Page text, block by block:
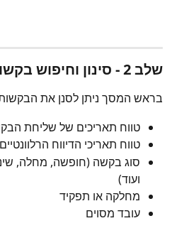
שלב 2 - סינון וחיפוש בקשות
בראש המסך ניתן לסנן את
טווח תאריכים של שליחת
טווח תאריכי הדיווח הרלוונטיים
סוג בקשה (חופשה, מחלה,
ועוד)
מחלקה או תפקיד
עובד מסוים